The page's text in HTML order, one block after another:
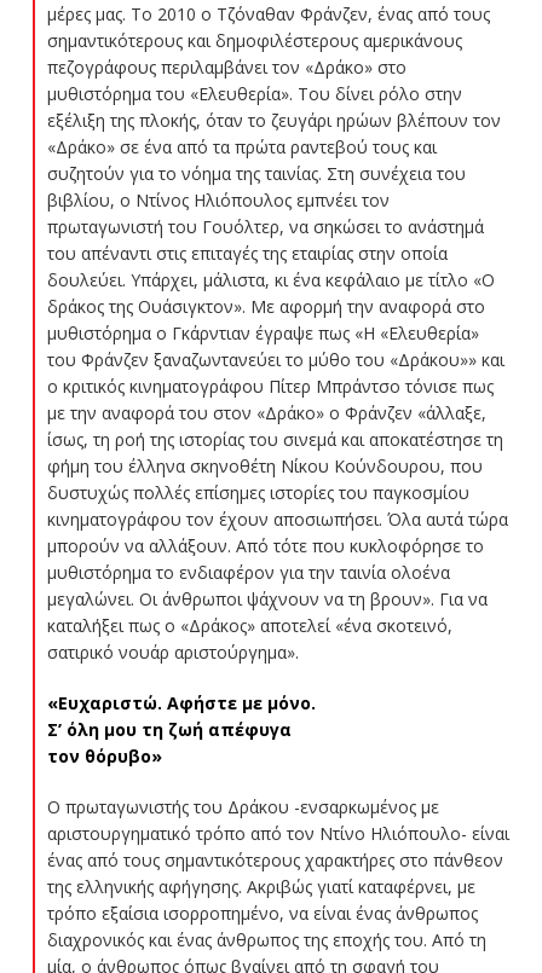
μέρες μας. Το 2010 ο Τζόναθαν Φράνζεν, ένας από τους
σημαντικότερους και δημοφιλέστερους αμερικάνους
πεζογράφους περιλαμβάνει τον «Δράκο» στο
μυθιστόρημα του «Ελευθερία». Του δίνει ρόλο στην
εξέλιξη της πλοκής, όταν το ζευγάρι ηρώων βλέπουν τον
«Δράκο» σε ένα από τα πρώτα ραντεβού τους και
συζητούν για το νόημα της ταινίας. Στη συνέχεια του
βιβλίου, ο Ντίνος Ηλιόπουλος εμπνέει τον
πρωταγωνιστή του Γουόλτερ, να σηκώσει το ανάστημά
του απέναντι στις επιταγές της εταιρίας στην οποία
δουλεύει. Υπάρχει, μάλιστα, κι ένα κεφάλαιο με τίτλο «Ο
δράκος της Ουάσιγκτον». Με αφορμή την αναφορά στο
μυθιστόρημα ο Γκάρντιαν έγραψε πως «Η «Ελευθερία»
του Φράνζεν ξαναζωντανεύει το μύθο του «Δράκου»» και
ο κριτικός κινηματογράφου Πίτερ Μπράντσο τόνισε πως
με την αναφορά του στον «Δράκο» ο Φράνζεν «άλλαξε,
ίσως, τη ροή της ιστορίας του σινεμά και αποκατέστησε τη
φήμη του έλληνα σκηνοθέτη Νίκου Κούνδουρου, που
δυστυχώς πολλές επίσημες ιστορίες του παγκοσμίου
κινηματογράφου τον έχουν αποσιωπήσει. Όλα αυτά τώρα
μπορούν να αλλάξουν. Από τότε που κυκλοφόρησε το
μυθιστόρημα το ενδιαφέρον για την ταινία ολοένα
μεγαλώνει. Οι άνθρωποι ψάχνουν να τη βρουν». Για να
καταλήξει πως ο «Δράκος» αποτελεί «ένα σκοτεινό,
σατιρικό νουάρ αριστούργημα».
«Ευχαριστώ. Αφήστε με μόνο.
Σ’ όλη μου τη ζωή απέφυγα
τον θόρυβο»
Ο πρωταγωνιστής του Δράκου -ενσαρκωμένος με
αριστουργηματικό τρόπο από τον Ντίνο Ηλιόπουλο- είναι
ένας από τους σημαντικότερους χαρακτήρες στο πάνθεον
της ελληνικής αφήγησης. Ακριβώς γιατί καταφέρνει, με
τρόπο εξαίσια ισορροπημένο, να είναι ένας άνθρωπος
διαχρονικός και ένας άνθρωπος της εποχής του. Από τη
μία, ο άνθρωπος όπως βγαίνει από τη σφαγή του